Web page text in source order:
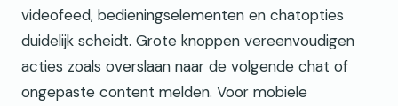
videofeed, bedieningselementen en chatopties
duidelijk scheidt. Grote knoppen vereenvoudigen
acties zoals overslaan naar de volgende chat of
ongepaste content melden. Voor mobiele